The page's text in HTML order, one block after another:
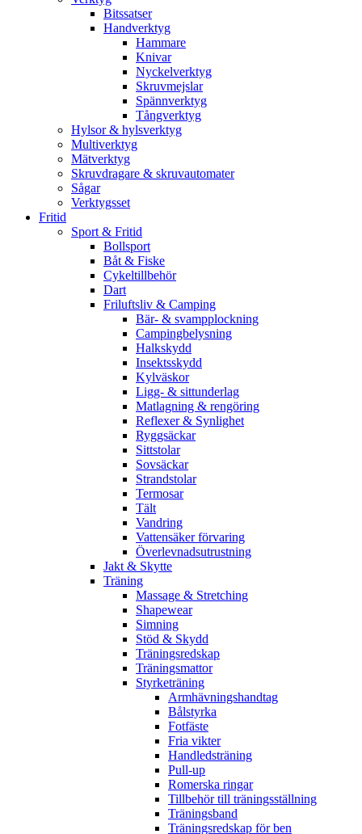
Bitssatser
Handverktyg
Hammare
Knivar
Nyckelverktyg
Skruvmejslar
Spännverktyg
Tångverktyg
Hylsor & hylsverktyg
Multiverktyg
Mätverktyg
Skruvdragare & skruvautomater
Sågar
Verktygsset
Fritid
Sport & Fritid
Bollsport
Båt & Fiske
Cykeltillbehör
Dart
Friluftsliv & Camping
Bär- & svampplockning
Campingbelysning
Halkskydd
Insektsskydd
Kylväskor
Ligg- & sittunderlag
Matlagning & rengöring
Reflexer & Synlighet
Ryggsäckar
Sittstolar
Sovsäckar
Strandstolar
Termosar
Tält
Vandring
Vattensäker förvaring
Överlevnadsutrustning
Jakt & Skytte
Träning
Massage & Stretching
Shapewear
Simning
Stöd & Skydd
Träningsredskap
Träningsmattor
Styrketräning
Armhävningshandtag
Bålstyrka
Fotfäste
Fria vikter
Handledsträning
Pull-up
Romerska ringar
Tillbehör till träningsställning
Träningsband
Träningsredskap för ben